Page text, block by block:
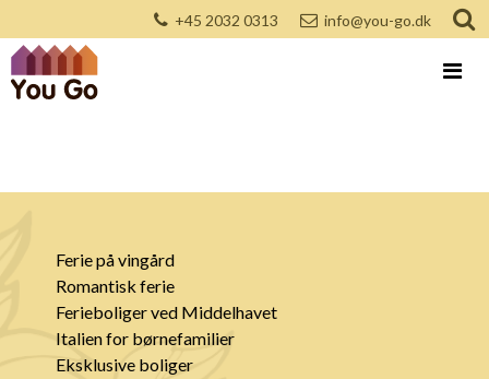
+45 2032 0313 info@you-go.dk
Ferie på vingård
Romantisk ferie
Ferieboliger ved Middelhavet
Italien for børnefamilier
Eksklusive boliger